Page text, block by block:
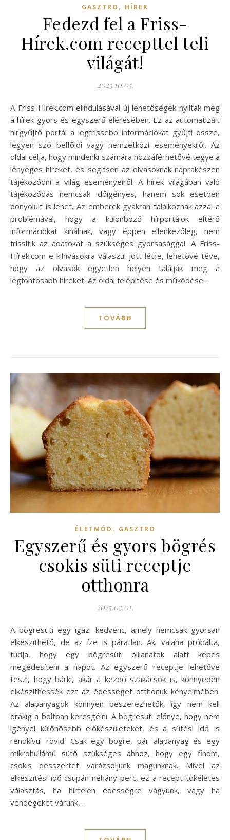
GASZTRO , HÍREK
Fedezd fel a Friss-
Hírek.com recepttel teli
világát!
2025.10.05.
A Friss-Hírek.com elindulásával új lehetőségek nyíltak meg
a hírek gyors és egyszerű elérésében. Ez az automatizált
hírgyűjtő portál a legfrissebb információkat gyűjti össze,
legyen szó belföldi vagy nemzetközi eseményekről. Az
oldal célja, hogy mindenki számára hozzáférhetővé tegye a
lényeges híreket, és segítsen az olvasóknak naprakészen
tájékozódni a világ eseményeiről. A hírek világában való
tájékozódás nemcsak időigényes, hanem sok esetben
bonyolult is lehet. Az emberek gyakran találkoznak azzal a
problémával, hogy a különböző hírportálok eltérő
információkat kínálnak, vagy éppen ellenkezőleg, nem
frissítik az adatokat a szükséges gyorsasággal. A Friss-
Hírek.com e kihívásokra válaszul jött létre, lehetővé téve,
hogy az olvasók egyetlen helyen találják meg a
legfontosabb híreket. Az oldal felépítése és működése…
TOVÁBB
ÉLETMÓD , GASZTRO
Egyszerű és gyors bögrés
csokis süti receptje
otthonra
2025.03.01.
A bögresüti egy igazi kedvenc, amely nemcsak gyorsan
elkészíthető, de az íze is páratlan. Aki valaha próbálta,
tudja, hogy egy bögresüti pillanatok alatt képes
megédesíteni a napot. Az egyszerű receptje lehetővé
teszi, hogy bárki, akár a kezdő szakácsok is, könnyedén
elkészíthessék ezt az édességet otthonuk kényelmében.
Az alapanyagok könnyen beszerezhetők, így nem kell
órákig a boltban keresgélni. A bögresüti előnye, hogy nem
igényel különösebb előkészületeket, és a sütési idő is
rendkívül rövid. Csak egy bögre, pár alapanyag és egy
mikrohullámú sütő szükséges ahhoz, hogy egy finom,
csokis desszertet varázsoljunk magunknak. Mivel az
elkészítési idő csupán néhány perc, ez a recept tökéletes
választás, ha hirtelen édességre vágyunk, vagy ha
vendégeket várunk,…